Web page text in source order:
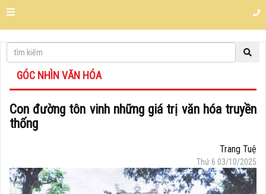
GÓC NHÌN VĂN HÓA
Con đường tôn vinh những giá trị văn hóa truyền
thống
Trang Tuệ
Thứ 6 03/10/2025